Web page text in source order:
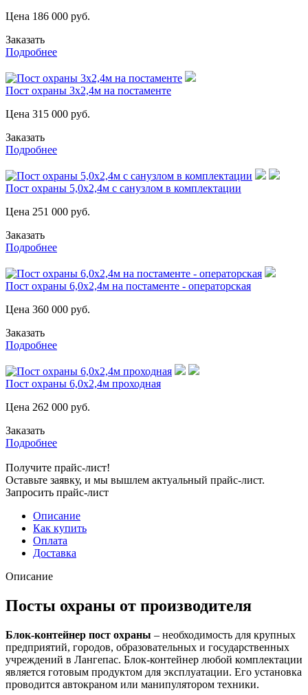
Цена 186 000 руб.
Заказать
Подробнее
Пост охраны 3х2,4м на постаменте
Цена 315 000 руб.
Заказать
Подробнее
Пост охраны 5,0х2,4м с санузлом в комплектации
Цена 251 000 руб.
Заказать
Подробнее
Пост охраны 6,0х2,4м на постаменте - операторская
Цена 360 000 руб.
Заказать
Подробнее
Пост охраны 6,0х2,4м проходная
Цена 262 000 руб.
Заказать
Подробнее
Получите прайс-лист!
Оставьте заявку, и мы вышлем актуальный прайс-лист.
Запросить прайс-лист
Описание
Как купить
Оплата
Доставка
Описание
Посты охраны от производителя
Блок-контейнер пост охраны – необходимость для крупных
предприятий, городов, образовательных и государственных
учреждений в Лангепас. Блок-контейнер любой комплектации
является готовым продуктом для эксплуатации. Его установка
проводится автокраном или манипулятором техники.